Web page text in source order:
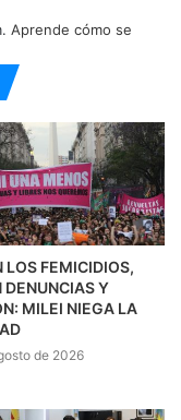
Aprende cómo se
LOS FEMICIDIOS,
DENUNCIAS Y
MILEI NIEGA LA
de 2026